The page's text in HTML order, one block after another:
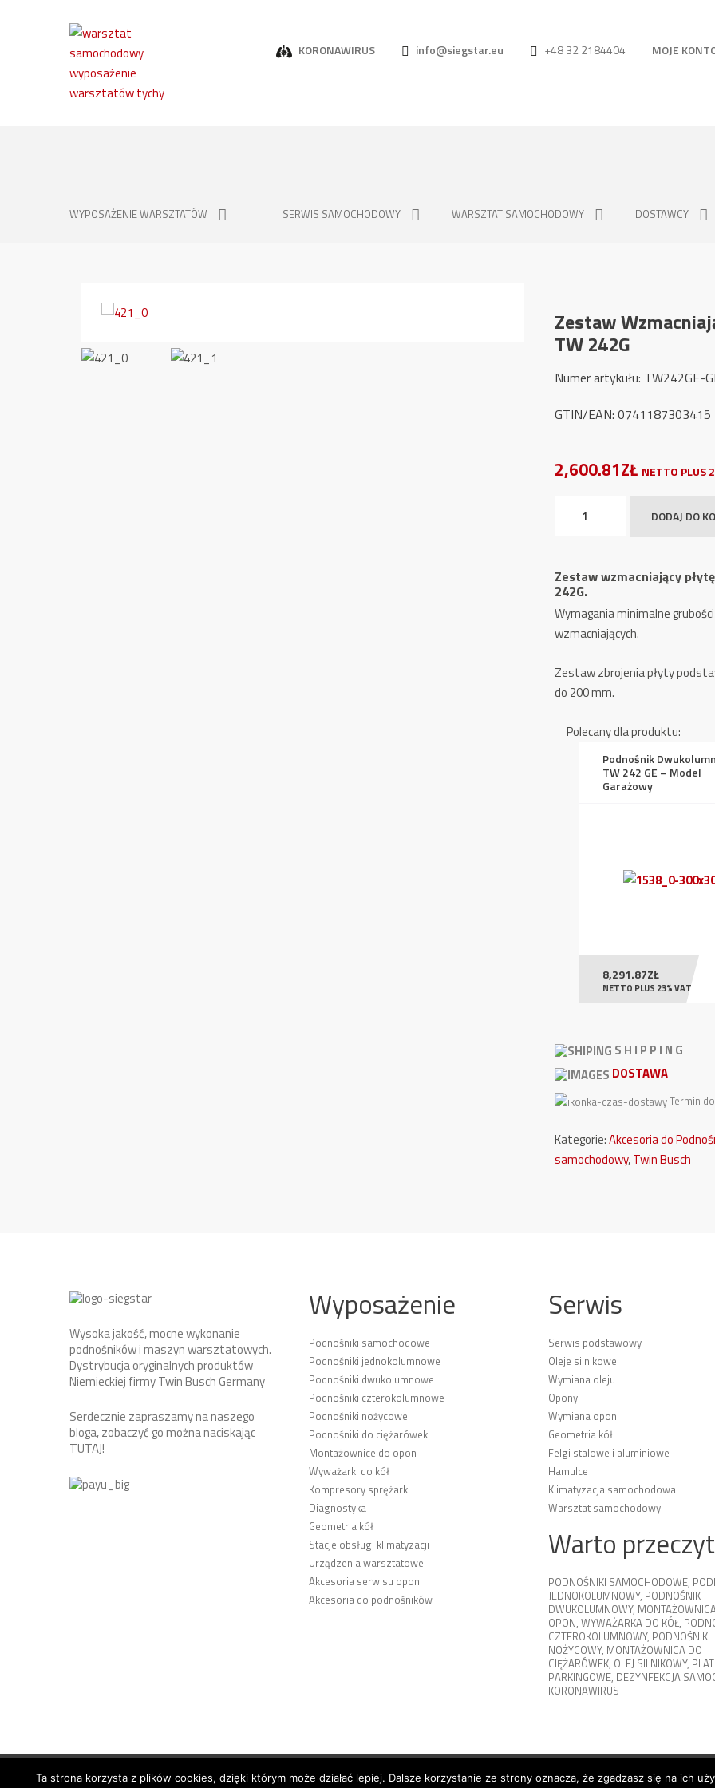
KORONAWIRUS info@siegstar.eu +48 32 2184404 MOJE
WYPOSAŻENIE WARSZTATÓW SERWIS SAMOCHODOWY WARSZTAT SAMOCHODOWY DOSTAWCY
Zestaw
TW 242G
Numer artykułu: TW242GE-
GTIN/EAN: 0741187303415
2,600.81ZŁ NETTO PLUS
Zestaw
Podstawową
dla
serii
242G
DODAJ DO
Zestaw wzmacniający
242G.
Wymagania minimalne
wzmacniających.
Zestaw zbrojenia płyty
do 200 mm.
Polecany dla produktu:
Podnośnik
TW 242 GE – Model
Garażowy
8,291.87ZŁ
NETTO PLUS 23% VAT
S H I P P I N G
DOSTAWA
Termin
Kategorie:Akcesoria do
samochodowy,Twin Busch
Wysoka jakość, mocne wykonanie
podnośników i maszyn warsztatowych.
Dystrybucja oryginalnych produktów
Niemieckiej firmy Twin Busch Germany
Serdecznie zapraszamy na naszego
bloga, zobaczyć go można naciskając
TUTAJ!
Wyposażenie
Podnośniki samochodowe
Podnośniki jednokolumnowe
Podnośniki dwukolumnowe
Podnośniki czterokolumnowe
Podnośniki nożycowe
Podnośniki do ciężarówek
Montażownice do opon
Wyważarki do kół
Kompresory sprężarki
Diagnostyka
Geometria kół
Stacje obsługi klimatyzacji
Urządzenia warsztatowe
Akcesoria serwisu opon
Akcesoria do podnośników
Serwis
Serwis podstawowy
Oleje silnikowe
Wymiana oleju
Opony
Wymiana opon
Geometria kół
Felgi stalowe i aluminiowe
Hamulce
Klimatyzacja samochodowa
Warsztat samochodowy
Warto
PODNOŚNIKI SAMOCHODOWE,
JEDNOKOLUMNOWY, PODNOŚNIK
DWUKOLUMNOWY,
OPON, WYWAŻARKA DO KÓŁ,
CZTEROKOLUMNOWY, PODNOŚNIK
NOŻYCOWY, MONTAŻOWNICA DO
CIĘŻARÓWEK, OLEJ SILNIKOWY,
PARKINGOWE, DEZYNFEKCJA
KORONAWIRUS
Ta strona korzysta z plików cookies, dzięki którym może działać lepiej. Dalsze korzystanie ze strony oznacza, że zgadzasz się na ich